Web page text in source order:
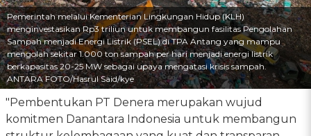
Pemerintah melalui Kementerian Lingkungan Hidup (KLH)
menginvestasikan Rp3 triliun untuk membangun fasilitas Pengolahan
Sampah menjadi Energi Listrik (PSEL) di TPA Antang yang mampu
mengolah sekitar 1.000 ton sampah per hari menjadi energi listrik
berkapasitas 20-25 MW sebagai upaya mengatasi krisis sampah.
ANTARA FOTO/Hasrul Said/kye
"Pembentukan PT Denera merupakan wujud
komitmen Danantara Indonesia untuk membangun